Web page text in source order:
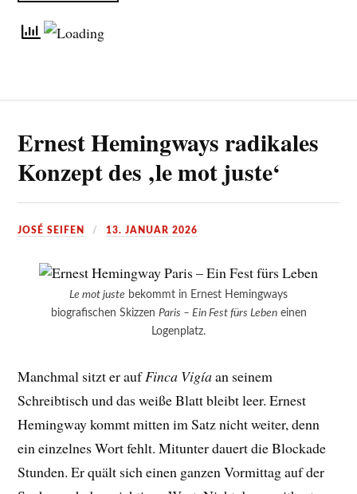
Ernest Hemingways radikales
Konzept des ‚le mot juste‘
JOSÉ SEIFEN 13. JANUAR 2026
Le mot juste bekommt in Ernest Hemingways
biografischen Skizzen Paris – Ein Fest fürs Lebeneinen
Logenplatz.
Manchmal sitzt er aufFinca Vigíaan seinem
Schreibtisch und das weiße Blatt bleibt leer. Ernest
Hemingway kommt mitten im Satz nicht weiter, denn
ein einzelnes Wort fehlt. Mitunter dauert die Blockade
Stunden. Er quält sich einen ganzen Vormittag auf der